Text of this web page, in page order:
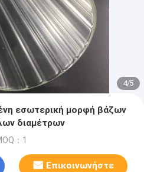
4/5
εσωτερική μορφή βάζων
διαμέτρων
：1
Επικοινωνήστε